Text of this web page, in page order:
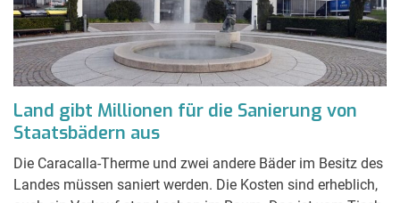
Land gibt Millionen für die Sanierung von
Staatsbädern aus
Die Caracalla-Therme und zwei andere Bäder im Besitz des
Landes müssen saniert werden. Die Kosten sind erheblich,